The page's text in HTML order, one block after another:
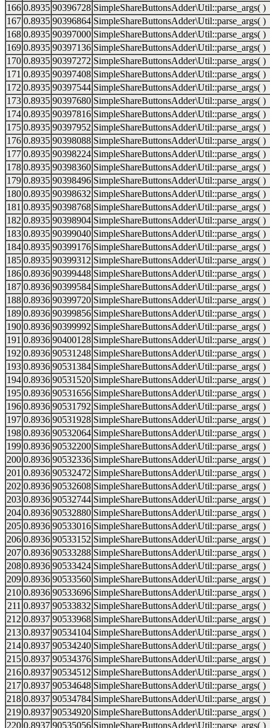
166 0.8935 90396728 SimpleShareButtonsAdder\Util::parse_args( )
167 0.8935 90396864 SimpleShareButtonsAdder\Util::parse_args( )
168 0.8935 90397000 SimpleShareButtonsAdder\Util::parse_args( )
169 0.8935 90397136 SimpleShareButtonsAdder\Util::parse_args( )
170 0.8935 90397272 SimpleShareButtonsAdder\Util::parse_args( )
171 0.8935 90397408 SimpleShareButtonsAdder\Util::parse_args( )
172 0.8935 90397544 SimpleShareButtonsAdder\Util::parse_args( )
173 0.8935 90397680 SimpleShareButtonsAdder\Util::parse_args( )
174 0.8935 90397816 SimpleShareButtonsAdder\Util::parse_args( )
175 0.8935 90397952 SimpleShareButtonsAdder\Util::parse_args( )
176 0.8935 90398088 SimpleShareButtonsAdder\Util::parse_args( )
177 0.8935 90398224 SimpleShareButtonsAdder\Util::parse_args( )
178 0.8935 90398360 SimpleShareButtonsAdder\Util::parse_args( )
179 0.8935 90398496 SimpleShareButtonsAdder\Util::parse_args( )
180 0.8935 90398632 SimpleShareButtonsAdder\Util::parse_args( )
181 0.8935 90398768 SimpleShareButtonsAdder\Util::parse_args( )
182 0.8935 90398904 SimpleShareButtonsAdder\Util::parse_args( )
183 0.8935 90399040 SimpleShareButtonsAdder\Util::parse_args( )
184 0.8935 90399176 SimpleShareButtonsAdder\Util::parse_args( )
185 0.8935 90399312 SimpleShareButtonsAdder\Util::parse_args( )
186 0.8936 90399448 SimpleShareButtonsAdder\Util::parse_args( )
187 0.8936 90399584 SimpleShareButtonsAdder\Util::parse_args( )
188 0.8936 90399720 SimpleShareButtonsAdder\Util::parse_args( )
189 0.8936 90399856 SimpleShareButtonsAdder\Util::parse_args( )
190 0.8936 90399992 SimpleShareButtonsAdder\Util::parse_args( )
191 0.8936 90400128 SimpleShareButtonsAdder\Util::parse_args( )
192 0.8936 90531248 SimpleShareButtonsAdder\Util::parse_args( )
193 0.8936 90531384 SimpleShareButtonsAdder\Util::parse_args( )
194 0.8936 90531520 SimpleShareButtonsAdder\Util::parse_args( )
195 0.8936 90531656 SimpleShareButtonsAdder\Util::parse_args( )
196 0.8936 90531792 SimpleShareButtonsAdder\Util::parse_args( )
197 0.8936 90531928 SimpleShareButtonsAdder\Util::parse_args( )
198 0.8936 90532064 SimpleShareButtonsAdder\Util::parse_args( )
199 0.8936 90532200 SimpleShareButtonsAdder\Util::parse_args( )
200 0.8936 90532336 SimpleShareButtonsAdder\Util::parse_args( )
201 0.8936 90532472 SimpleShareButtonsAdder\Util::parse_args( )
202 0.8936 90532608 SimpleShareButtonsAdder\Util::parse_args( )
203 0.8936 90532744 SimpleShareButtonsAdder\Util::parse_args( )
204 0.8936 90532880 SimpleShareButtonsAdder\Util::parse_args( )
205 0.8936 90533016 SimpleShareButtonsAdder\Util::parse_args( )
206 0.8936 90533152 SimpleShareButtonsAdder\Util::parse_args( )
207 0.8936 90533288 SimpleShareButtonsAdder\Util::parse_args( )
208 0.8936 90533424 SimpleShareButtonsAdder\Util::parse_args( )
209 0.8936 90533560 SimpleShareButtonsAdder\Util::parse_args( )
210 0.8936 90533696 SimpleShareButtonsAdder\Util::parse_args( )
211 0.8937 90533832 SimpleShareButtonsAdder\Util::parse_args( )
212 0.8937 90533968 SimpleShareButtonsAdder\Util::parse_args( )
213 0.8937 90534104 SimpleShareButtonsAdder\Util::parse_args( )
214 0.8937 90534240 SimpleShareButtonsAdder\Util::parse_args( )
215 0.8937 90534376 SimpleShareButtonsAdder\Util::parse_args( )
216 0.8937 90534512 SimpleShareButtonsAdder\Util::parse_args( )
217 0.8937 90534648 SimpleShareButtonsAdder\Util::parse_args( )
218 0.8937 90534784 SimpleShareButtonsAdder\Util::parse_args( )
219 0.8937 90534920 SimpleShareButtonsAdder\Util::parse_args( )
220 0.8937 90535056 SimpleShareButtonsAdder\Util::parse_args( )